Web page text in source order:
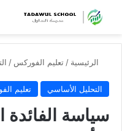
الرئيسية / تعليم الفوركس /
التحليل الأساسي تعليم
سياسة الفائدة